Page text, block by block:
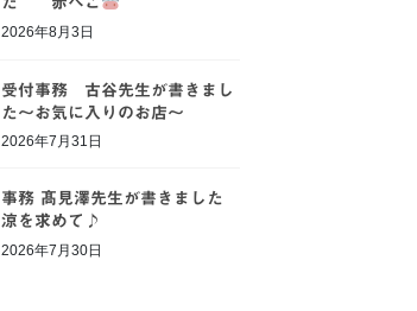
2026年8月3日
受付事務 古谷先生が書きまし
た～お気に入りのお店～
2026年7月31日
事務 髙見澤先生が書きました
涼を求めて♪
2026年7月30日